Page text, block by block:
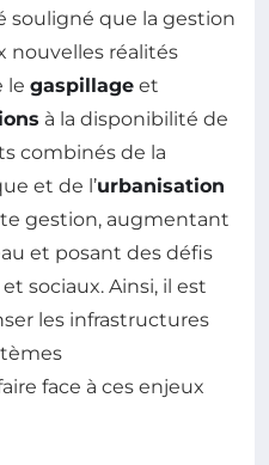
souligné que la gestion
nouvelles réalités
le gaspillage et
à la disponibilité de
combinés de la
et de l’urbanisation
gestion, augmentant
et posant des défis
sociaux. Ainsi, il est
les infrastructures
face à ces enjeux